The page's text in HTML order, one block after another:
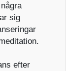
sig
efter